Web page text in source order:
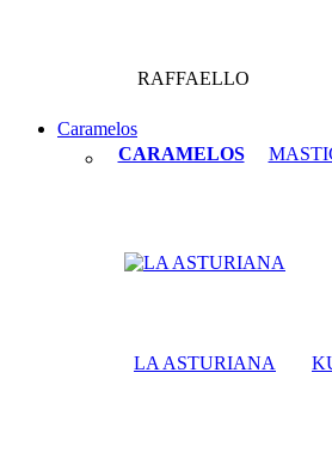
RAFFAELLO
Caramelos
CARAMELOS
LA ASTURIANA